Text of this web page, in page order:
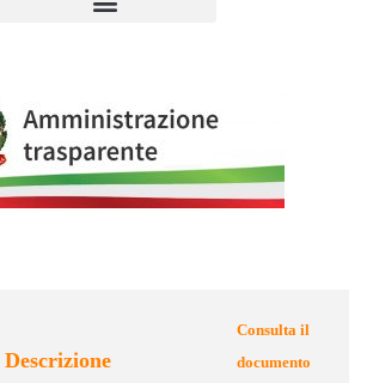
Descrizione
Consulta il
documento